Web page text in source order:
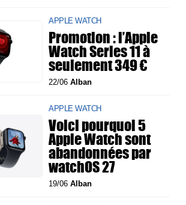
APPLE WATCH
Promotion : l’Apple
Watch Series 11 à
seulement 349 €
22/06Alban
APPLE WATCH
Voici pourquoi 5
Apple Watch sont
abandonnées par
watchOS 27
19/06Alban